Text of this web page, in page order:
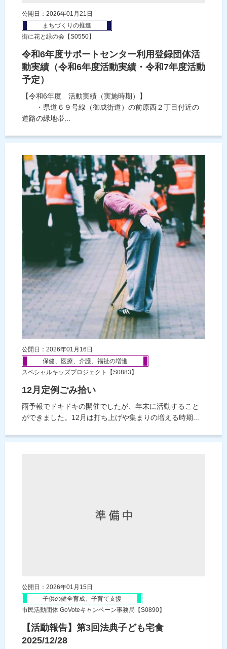
公開日：2026年01月21日
まちづくりの推進
街に花と緑の会【S0550】
令和6年度サポートセンター利用登録団体活
動実績（令和6年度活動実績・令和7年度活動
予定）
【令和6年度 活動実績（実施時期）】
・県道６９号線（御成街道）の前原西２丁目付近の
道路の緑地帯...
公開日：2026年01月16日
保健、医療、介護、福祉の増進
スペシャルキッズプロジェクト【S0883】
12月定例ごみ拾い
雨予報でドキドキの開催でしたが、年末に活動すること
ができました。12月は打ち上げや集まりの増える時期...
公開日：2026年01月15日
子供の健全育成、子育て支援
市民活動団体 GoVoteキャンペーン事務局【S0890】
【活動報告】第3回法典子ども宅食
2025/12/28